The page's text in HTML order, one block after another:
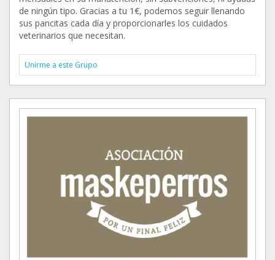
de ningún tipo. Gracias a tu 1€, podemos seguir llenando
sus pancitas cada día y proporcionarles los cuidados
veterinarios que necesitan.
Unirme a este Grupo